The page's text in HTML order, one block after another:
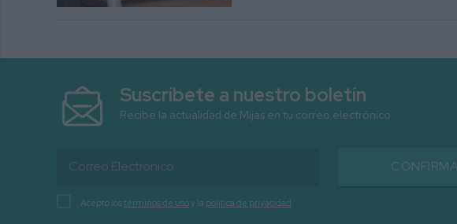
Suscríbete a nuestro boletín
Recibe la actualidad de Mijas en tu correo electrónico
Acepto lostérminos de usoy la política de privacidad